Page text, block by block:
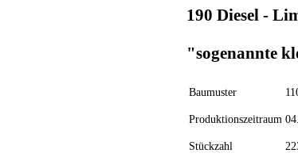
190 Diesel -
"sogenannte
Baumuster
Produktionszeitraum
Stückzahl